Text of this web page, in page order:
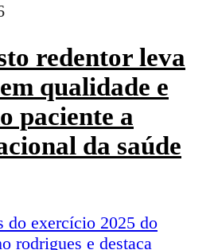
redentor leva
qualidade e
paciente a
da saúde